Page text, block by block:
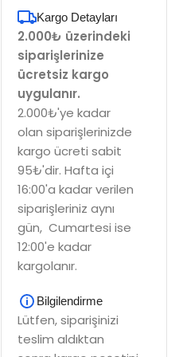
Kargo Detayları
2.000₺ üzerindeki
siparişlerinize
ücretsiz kargo
uygulanır.
2.000₺'ye kadar
olan siparişlerinizde
kargo ücreti sabit
95₺'dir. Hafta içi
16:00'a kadar verilen
siparişleriniz aynı
gün, Cumartesi ise
12:00'e kadar
kargolanır.
Bilgilendirme
Lütfen, siparişinizi
teslim aldıktan